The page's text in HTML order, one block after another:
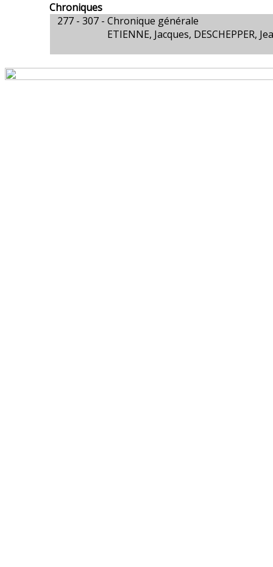
Chroniques
277 - 307 -Chronique générale
ETIENNE, Jacques, DESCHEPPER,